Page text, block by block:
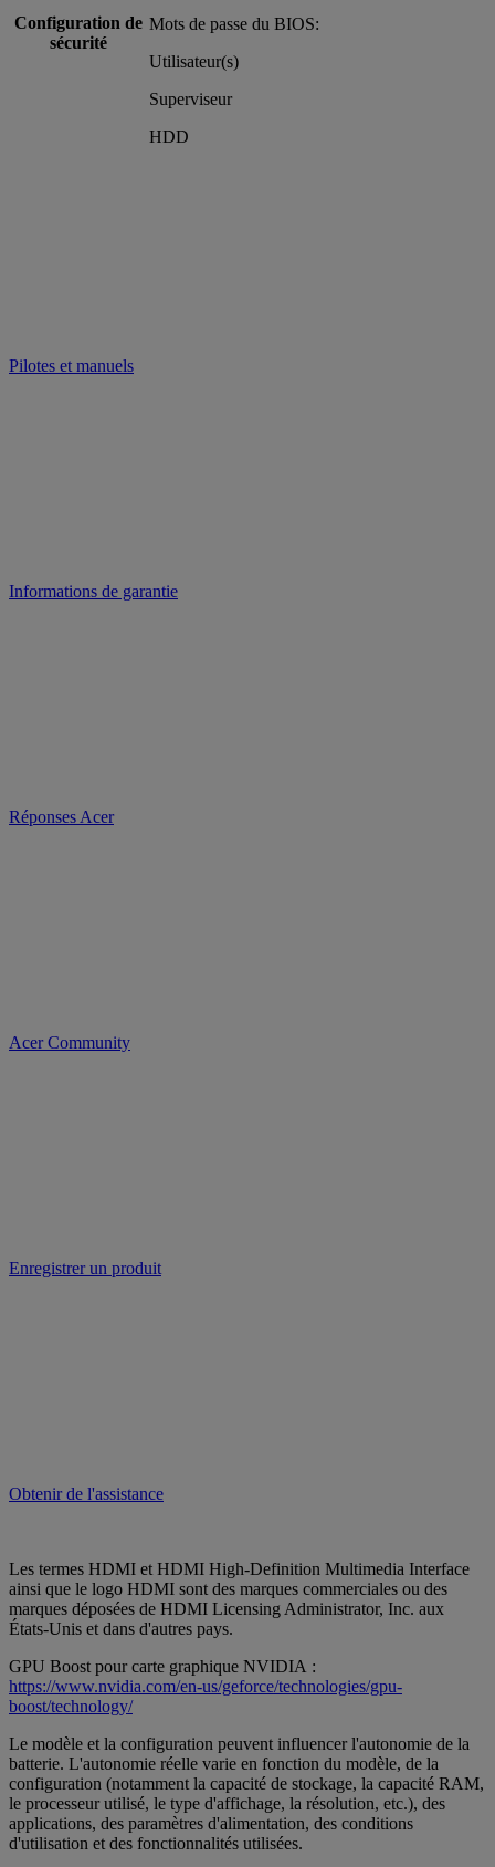
Configuration de
sécurité
Mots de passe du BIOS:
Utilisateur(s)
Superviseur
HDD
Pilotes et manuels
Informations de garantie
Réponses Acer
Acer Community
Enregistrer un produit
Obtenir de l'assistance
Les termes HDMI et HDMI High-Definition Multimedia Interface
ainsi que le logo HDMI sont des marques commerciales ou des
marques déposées de HDMI Licensing Administrator, Inc. aux
États-Unis et dans d'autres pays.
GPU Boost pour carte graphique NVIDIA :
https://www.nvidia.com/en-us/geforce/technologies/gpu-
boost/technology/
Le modèle et la configuration peuvent influencer l'autonomie de la
batterie. L'autonomie réelle varie en fonction du modèle, de la
configuration (notamment la capacité de stockage, la capacité RAM,
le processeur utilisé, le type d'affichage, la résolution, etc.), des
applications, des paramètres d'alimentation, des conditions
d'utilisation et des fonctionnalités utilisées.